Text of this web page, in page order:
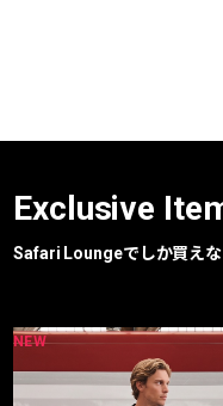
Exclusive
Safari Loungeでしか買え
NEW